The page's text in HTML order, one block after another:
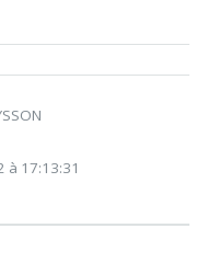
à 17:13:31